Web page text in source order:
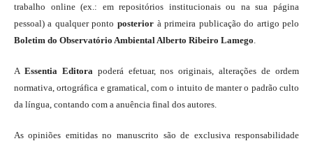
trabalho online (ex.: em repositórios institucionais ou na sua página
pessoal) a qualquer ponto posterior à primeira publicação do artigo pelo
Boletim do Observatório Ambiental Alberto Ribeiro Lamego
A Essentia Editora poderá efetuar, nos originais, alterações de ordem
normativa, ortográfica e gramatical, com o intuito de manter o padrão culto
da língua, contando com a anuência final dos autores.
As opiniões emitidas no manuscrito são de exclusiva responsabilidade